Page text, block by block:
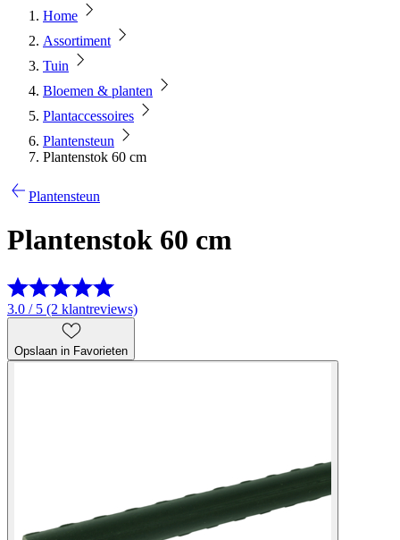
Home
Assortiment
Tuin
Bloemen & planten
Plantaccessoires
Plantensteun
Plantenstok 60 cm
Plantensteun
Plantenstok 60 cm
3.0 / 5 (2 klantreviews)
Opslaan in Favorieten